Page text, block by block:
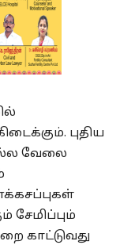
புதிய
வேலை
சேமிப்பும்
காட்டுவது